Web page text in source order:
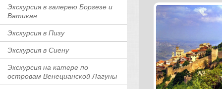
Экскурсия в галерею Боргезе и
Ватикан
Экскурсия в Пизу
Экскурсия в Сиену
Экскурсия на катере по
островам Венецианской Лагуны